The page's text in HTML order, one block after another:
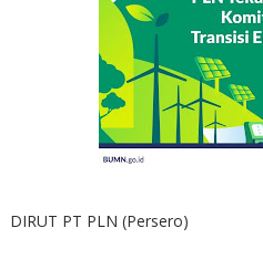
DIRUT PT PLN (Persero)